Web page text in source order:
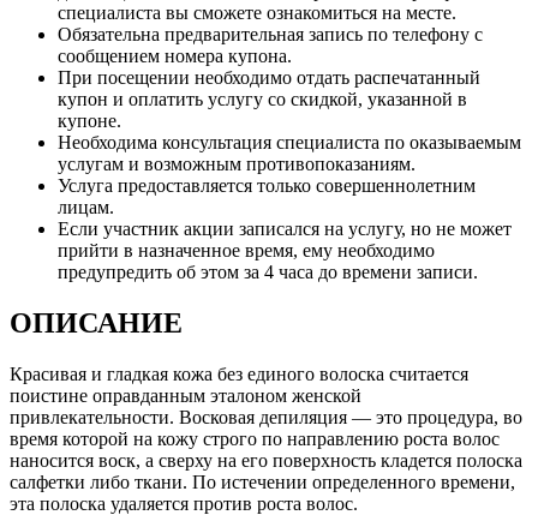
специалиста вы сможете ознакомиться на месте.
Обязательна предварительная запись по телефону с
сообщением номера купона.
При посещении необходимо отдать распечатанный
купон и оплатить услугу со скидкой, указанной в
купоне.
Необходима консультация специалиста по оказываемым
услугам и возможным противопоказаниям.
Услуга предоставляется только совершеннолетним
лицам.
Если участник акции записался на услугу, но не может
прийти в назначенное время, ему необходимо
предупредить об этом за 4 часа до времени записи.
ОПИСАНИЕ
Красивая и гладкая кожа без единого волоска считается
поистине оправданным эталоном женской
привлекательности. Восковая депиляция — это процедура, во
время которой на кожу строго по направлению роста волос
наносится воск, а сверху на его поверхность кладется полоска
салфетки либо ткани. По истечении определенного времени,
эта полоска удаляется против роста волос.